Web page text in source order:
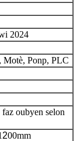
2024
Motè, Ponp, PLC
oubyen selon
200mm